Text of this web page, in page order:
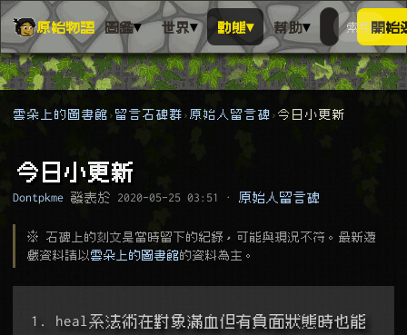
原始物語 圖鑑▾ 世界▾ 動態▾ 幫助▾
搜尋萬物
搜人物、
索引開始
雲朵上的圖書館 留言石碑群 原始人留言碑 今日小更新
今日小更新
Dontpkme 發表於 2020-05-25 03:51 · 原始人留言碑
※ 石碑上的刻文是當時留下的紀錄，可能與現況不符。最新遊
戲資料請以 雲朵上的圖書館的資料為主。
1. heal系法術在對象滿血但有負面狀態時也能